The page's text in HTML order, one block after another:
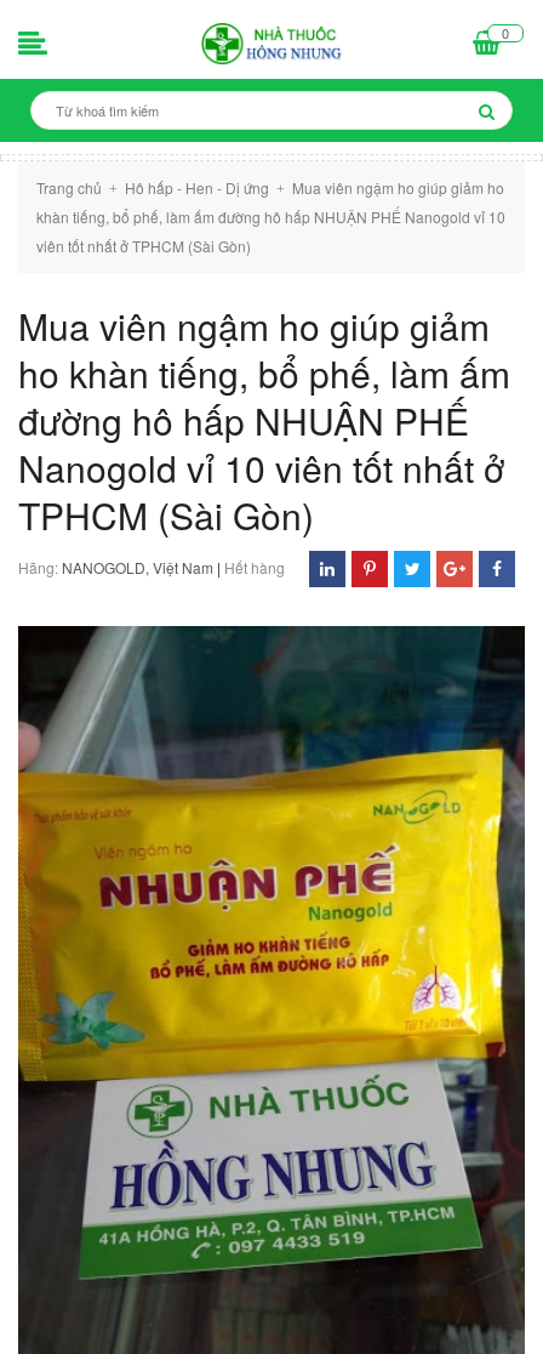
0
Trang chủ + Hô hấp - Hen - Dị ứng +
Mua viên ngậm ho giúp giảm ho
khàn tiếng, bổ phế, làm ấm đường hô hấp NHUẬN PHẾ Nanogold vỉ 10
viên tốt nhất ở TPHCM (Sài Gòn)
Mua viên ngậm ho giúp giảm
ho khàn tiếng, bổ phế, làm ấm
đường hô hấp NHUẬN PHẾ
Nanogold vỉ 10 viên tốt nhất ở
TPHCM (Sài Gòn)
Hãng: NANOGOLD, Việt Nam | Hết hàng